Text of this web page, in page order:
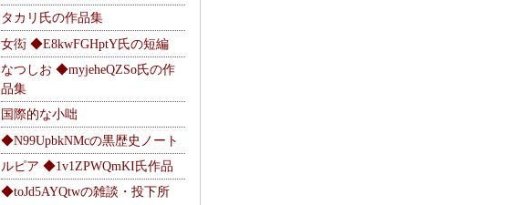
タカリ氏の作品集
女衒 ◆E8kwFGHptY氏の短編
なつしお ◆myjeheQZSo氏の作
品集
国際的な小咄
◆N99UpbkNMcの黒歴史ノート
ルピア ◆1v1ZPWQmKI氏作品
◆toJd5AYQtwの雑談・投下所